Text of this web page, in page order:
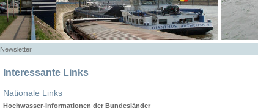
Newsletter
Interessante Links
Nationale Links
Hochwasser-Informationen der Bundesländer